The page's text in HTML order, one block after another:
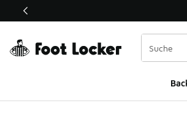
Dieser Link öffnet sich in einem neuen